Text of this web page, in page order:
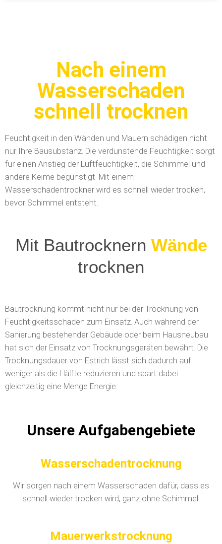
Nach einem
Wasserschaden
schnell trocknen
Feuchtigkeit in den Wänden und Mauern schädigen nicht
nur Ihre Bausubstanz. Die verdunstende Feuchtigkeit sorgt
für einen Anstieg der Luftfeuchtigkeit, die Schimmel und
andere Keime begünstigt. Mit einem
Wasserschadentrockner wird es schnell wieder trocken,
bevor Schimmel entsteht.
Mit Bautrocknern
Mauerwerk trocknen
Bautrocknung kommt nicht nur bei der Trocknung von
Feuchtigkeitsschäden zum Einsatz. Auch während der
Sanierung bestehender Gebäude oder beim Hausneubau
hat sich der Einsatz von Trocknungsgeräten bewährt. Die
Trocknungsdauer von Estrich lässt sich dadurch auf
weniger als die Hälfte reduzieren und spart dabei
gleichzeitig eine Menge Energie.
Unsere Aufgabengebiete
Wasserschadentrocknung
Wir sorgen nach einem Wasserschaden dafür, dass es
schnell wieder trocken wird, ganz ohne Schimmel.
Mauerwerkstrocknung